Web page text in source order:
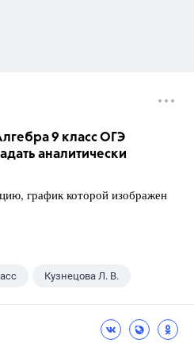
9 класс ОГЭ
аналитически
график которой изображен
Кузнецова Л. В.